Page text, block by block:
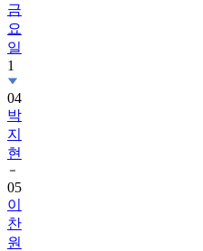
금
요
일
1
04
박
지
현
05
이
찬
원